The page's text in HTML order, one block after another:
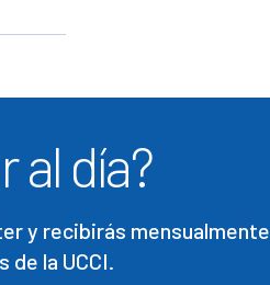
al día?
y recibirás mensualmente
la UCCI.